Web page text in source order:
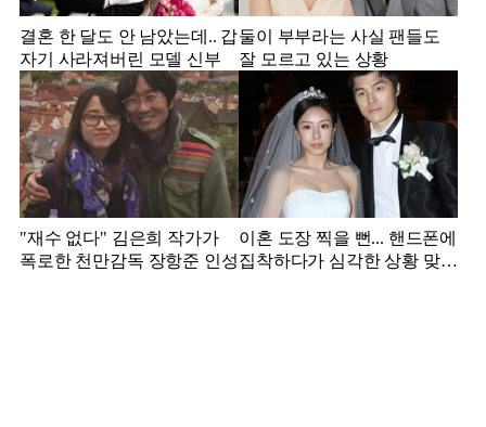
결혼 한 달도 안 남았는데.. 갑
자기 사라져버린 모델 신부
둘이 부부라는 사실 팬들도
잘 모르고 있는 상황
"재수 없다" 김은희 작가가
폭로한 천만감독 장항준 인성
이혼 도장 찍을 뻔... 핸드폰에
집착하다가 심각한 상황 맞은